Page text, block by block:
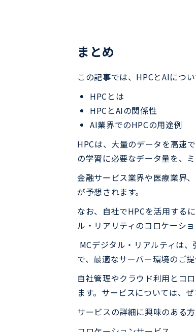
まとめ
この記事では、HPCとAIにつ
HPCとは
HPCとAIの関係性
AI業界でのHPCの用途例
HPCは、大量のデータを高速
の学習に必要なデータ量を、
金融サービス業界や医療業界
が予想されます。
なお、自社でHPCを活用する
ル・リアリティのコロケーシ
MCデジタル・リアルティは
で、最適なサーバー環境のご提
自社管理やクラウド利用とコ
ます。サービスについては、
サービスの詳細に興味のある